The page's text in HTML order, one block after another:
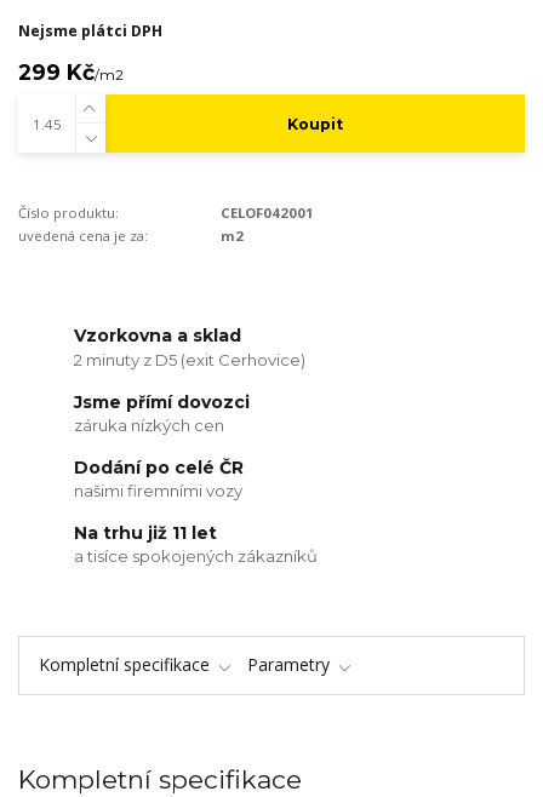
Nejsme plátci DPH
299 Kč/m2
Koupit
Číslo produktu:
CELOF042001
uvedená cena je za:
m2
Vzorkovna a sklad
2 minuty z D5 (exit Cerhovice)
Jsme přímí dovozci
záruka nízkých cen
Dodání po celé ČR
našimi firemními vozy
Na trhu již 11 let
a tisíce spokojených zákazníků
Kompletní specifikace Parametry
Kompletní specifikace